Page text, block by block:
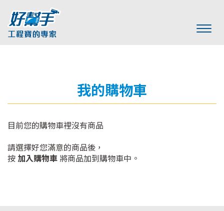
我的購物車
目前您的購物車裡沒有商品
請選擇好您滿意的商品後，
按 加入購物車 將商品加到購物車中。